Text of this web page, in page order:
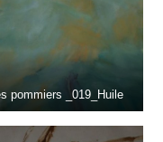
pommiers _019_Huile